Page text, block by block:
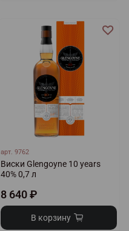
арт.9762
Виски Glengoyne 10 years
40% 0,7 л
8 640 ₽
В корзину